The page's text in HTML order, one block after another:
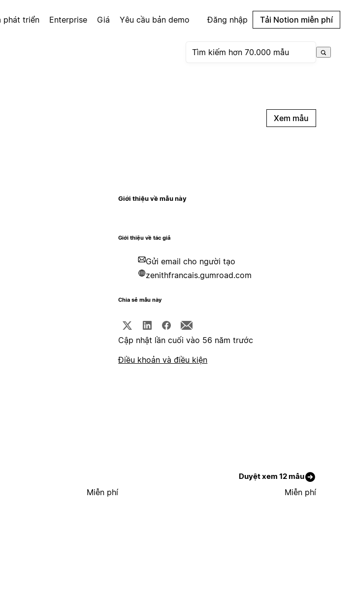
phát triển Enterprise Giá Yêu cầu bản demo Đăng nhập Tải Notion miễn phí
Xem mẫu
Giới thiệu về mẫu này
Giới thiệu về tác giả
Gửi email cho người tạo
zenithfrancais.gumroad.com
Chia sẻ mẫu này
Cập nhật lần cuối vào 56 năm trước
Điều khoản và điều kiện
Duyệt xem 12 mẫu
Miễn phí Miễn phí